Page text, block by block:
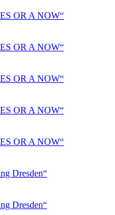
OR A NOW“
OR A NOW“
OR A NOW“
OR A NOW“
OR A NOW“
Dresden“
Dresden“